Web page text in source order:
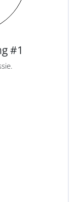
#1